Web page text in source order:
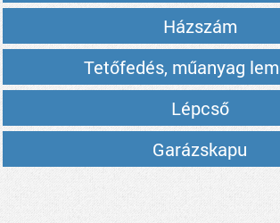
Házszám
Tetőfedés, műanyag
Lépcső
Garázskapu